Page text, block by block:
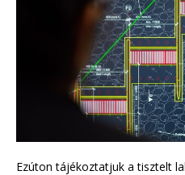
Ezúton tájékoztatjuk a tisztelt